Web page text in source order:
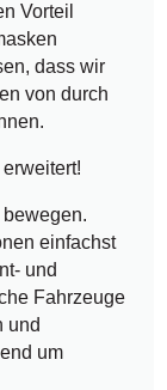
Vorteil
dass wir
von durch
einfachst
und
Fahrzeuge
und
um